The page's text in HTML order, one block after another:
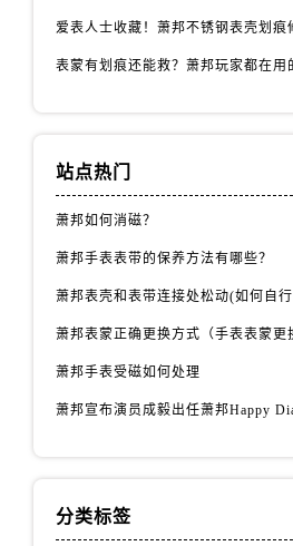
站点热门
萧邦如何消磁？
萧邦手表表带的保养方法有哪些？
萧邦手表受磁如何处理
分类标签